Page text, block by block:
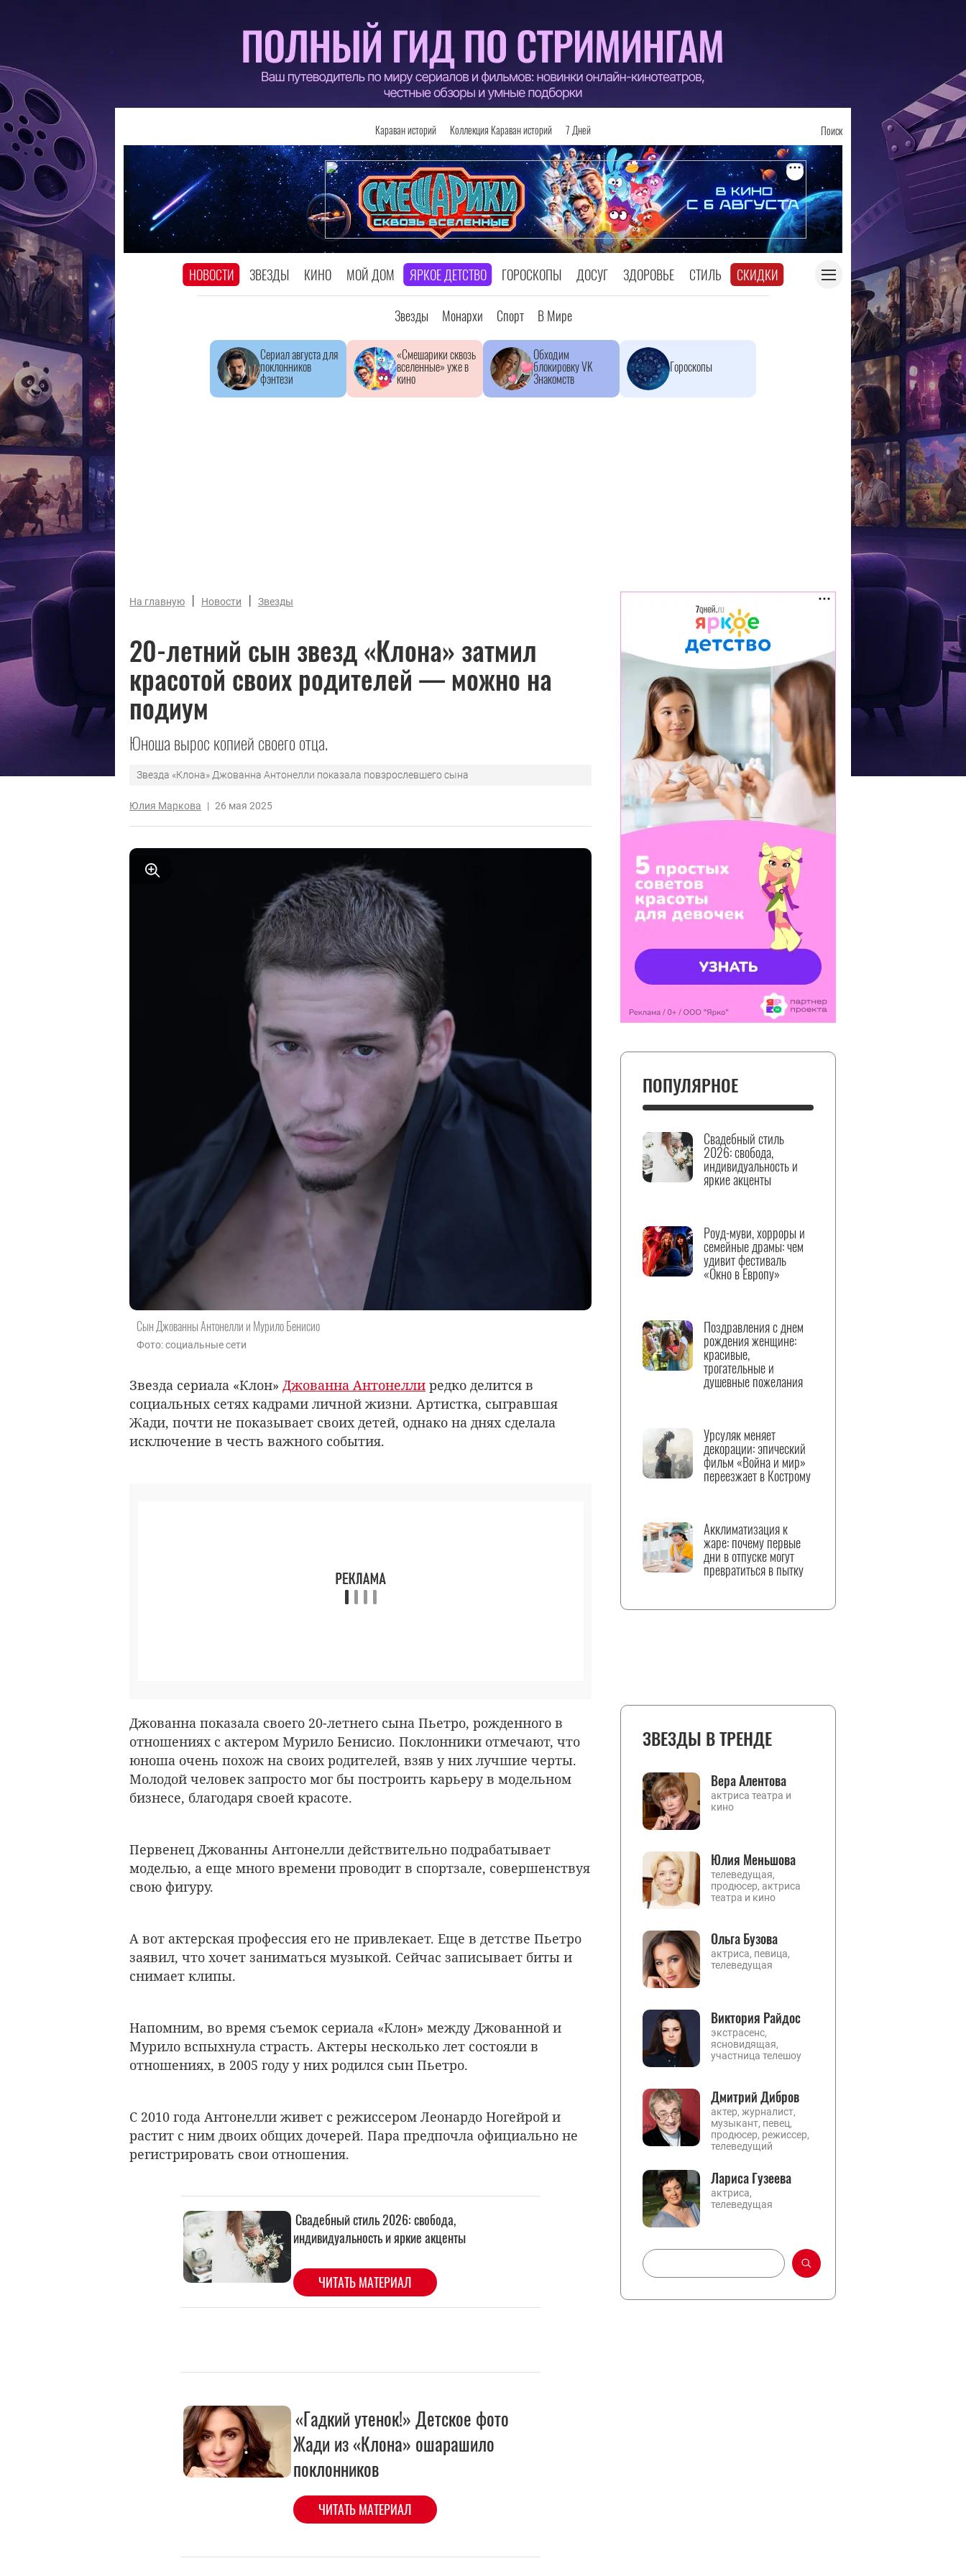
Караван историй Коллекция Караван историй 7 Дней Поиск
НОВОСТИ ЗВЕЗДЫ КИНО МОЙ ДОМ ЯРКОЕ ДЕТСТВО ГОРОСКОПЫ ДОСУГ ЗДОРОВЬЕ СТИЛЬ СКИДКИ
Звезды Монархи Спорт В Мире
Сериал августа для
поклонников
фэнтези
«Смешарики сквозь
вселенные» уже в
кино
Обходим
блокировку VK
Знакомств
Гороскопы
На главную | Новости | Звезды
20-летний сын звезд «Клона» затмил
красотой своих родителей — можно на
подиум
Юноша вырос копией своего отца.
Звезда «Клона» Джованна Антонелли показала повзрослевшего сына
Юлия Маркова | 26 мая 2025
Сын Джованны Антонелли и Мурило Бенисио
Фото: социальные сети
Звезда сериала «Клон» Джованна Антонелли редко делится в
социальных сетях кадрами личной жизни. Артистка, сыгравшая
Жади, почти не показывает своих детей, однако на днях сделала
исключение в честь важного события.
Джованна показала своего 20-летнего сына Пьетро, рожденного в
отношениях с актером Мурило Бенисио. Поклонники отмечают, что
юноша очень похож на своих родителей, взяв у них лучшие черты.
Молодой человек запросто мог бы построить карьеру в модельном
бизнесе, благодаря своей красоте.
Первенец Джованны Антонелли действительно подрабатывает
моделью, а еще много времени проводит в спортзале, совершенствуя
свою фигуру.
А вот актерская профессия его не привлекает. Еще в детстве Пьетро
заявил, что хочет заниматься музыкой. Сейчас записывает биты и
снимает клипы.
Напомним, во время съемок сериала «Клон» между Джованной и
Мурило вспыхнула страсть. Актеры несколько лет состояли в
отношениях, в 2005 году у них родился сын Пьетро.
С 2010 года Антонелли живет с режиссером Леонардо Ногейрой и
растит с ним двоих общих дочерей. Пара предпочла официально не
регистрировать свои отношения.
«Гадкий утенок!» Детское фото
Жади из «Клона» ошарашило
поклонников
ЧИТАТЬ МАТЕРИАЛ
ПОПУЛЯРНОЕ
Свадебный стиль
2026: свобода,
индивидуальность и
яркие акценты
Роуд-муви, хорроры и
семейные драмы: чем
удивит фестиваль
«Окно в Европу»
Поздравления с днем
рождения женщине:
красивые,
трогательные и
душевные пожелания
Урсуляк меняет
декорации: эпический
фильм «Война и мир»
переезжает в Кострому
Акклиматизация к
жаре: почему первые
дни в отпуске могут
превратиться в пытку
ЗВЕЗДЫ В ТРЕНДЕ
Вера Алентова
актриса театра и
кино
Юлия Меньшова
телеведущая,
продюсер, актриса
театра и кино
Ольга Бузова
актриса, певица,
телеведущая
Виктория Райдос
экстрасенс,
ясновидящая,
участница телешоу
Дмитрий Дибров
актер, журналист,
музыкант, певец,
продюсер, режиссер,
телеведущий
Лариса Гузеева
актриса,
телеведущая